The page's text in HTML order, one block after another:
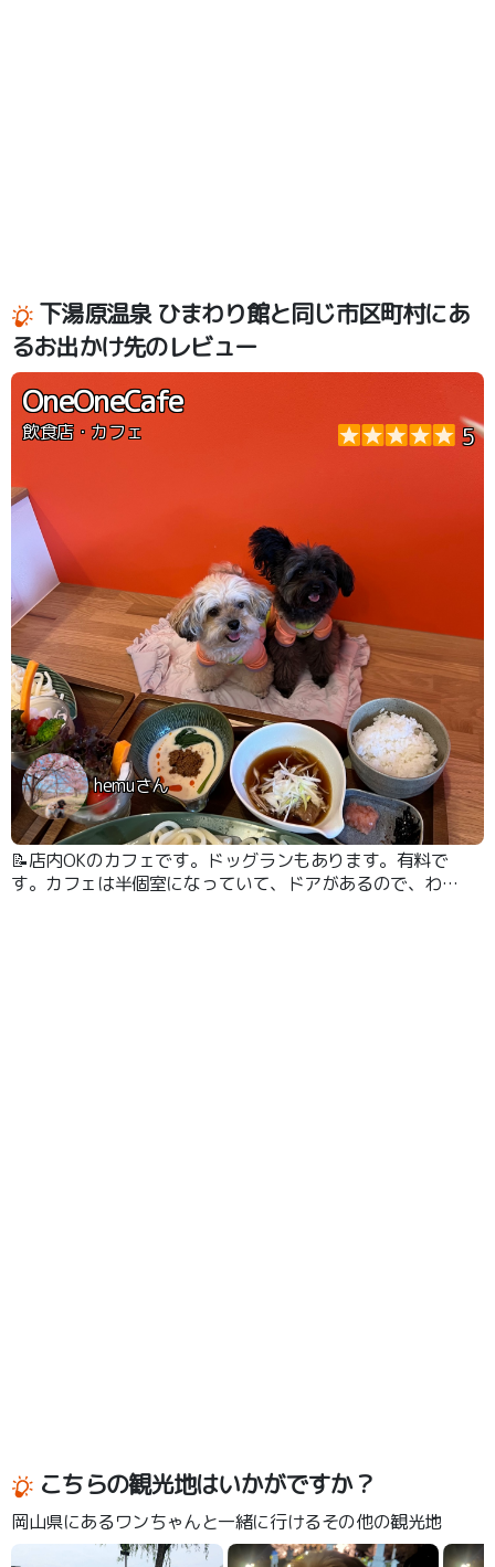
下湯原温泉 ひまわり館と同じ市区町村にあ
るお出かけ先のレビュー
OneOneCafe
飲食店・カフェ 5
hemuさん
📝店内OKのカフェです。ドッグランもあります。有料で
す。カフェは半個室になっていて、ドアがあるので、わん
こちらの観光地はいかがですか？
岡山県にあるワンちゃんと一緒に行けるその他の観光地